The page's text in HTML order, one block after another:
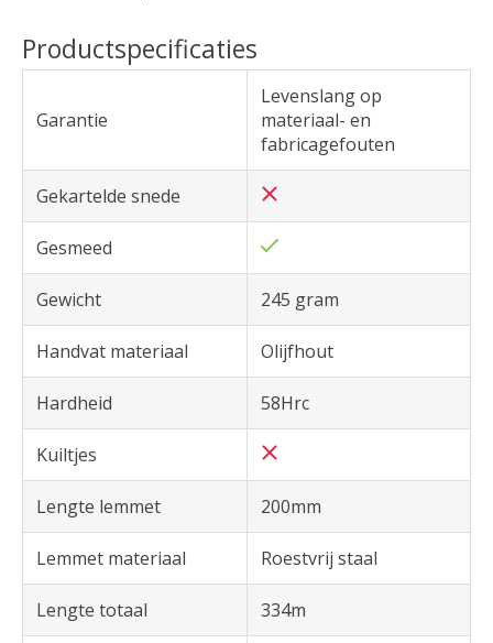
Productspecificaties
Garantie
Levenslang op
materiaal- en
fabricagefouten
Gekartelde snede
Gesmeed
Gewicht 245 gram
Handvat materiaal Olijfhout
Hardheid 58Hrc
Kuiltjes
Lengte lemmet 200mm
Lemmet materiaal Roestvrij staal
Lengte totaal 334m